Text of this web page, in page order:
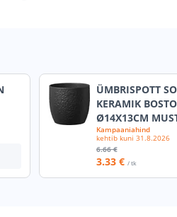
ÜMBRISPOTT
KERAMIK
Ø14X13CM
Kampaaniahind
kehtib kuni 31.8.2026
6.66 €
3.33 € / tk